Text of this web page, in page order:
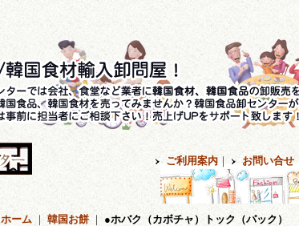
ご利用案内 ｜ お問い合せ
ホーム ｜ 韓国お餅｜ ●ホバク（カボチャ）トック（パック）